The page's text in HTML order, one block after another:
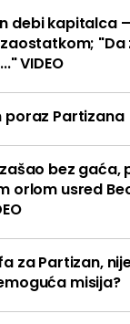
debi kapitalca
"Da
VIDEO
poraz Partizana
bez gaća,
orlom usred
za Partizan,
misija?